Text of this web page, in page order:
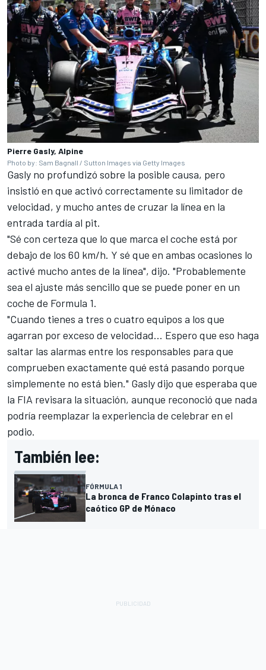
Pierre Gasly, Alpine
Photo by: Sam Bagnall / Sutton Images via Getty Images
Gasly no profundizó sobre la posible causa, pero
insistió en que activó correctamente su limitador de
velocidad, y mucho antes de cruzar la línea en la
entrada tardía al pit.
"Sé con certeza que lo que marca el coche está por
debajo de los 60 km/h. Y sé que en ambas ocasiones lo
activé mucho antes de la línea", dijo. "Probablemente
sea el ajuste más sencillo que se puede poner en un
coche de Formula 1.
"Cuando tienes a tres o cuatro equipos a los que
agarran por exceso de velocidad... Espero que eso haga
saltar las alarmas entre los responsables para que
comprueben exactamente qué está pasando porque
simplemente no está bien." Gasly dijo que esperaba que
la FIA revisara la situación, aunque reconoció que nada
podría reemplazar la experiencia de celebrar en el
podio.
También lee:
FÓRMULA 1
La bronca de Franco Colapinto tras el
caótico GP de Mónaco